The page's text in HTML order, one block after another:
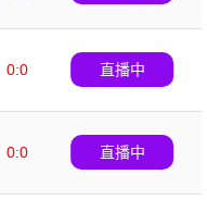
0:0
直播中
0:0
直播中